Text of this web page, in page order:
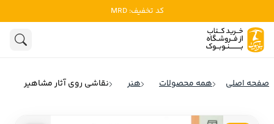
کد تخفیف: MRD
ادبیات
صفحه اصلی همه محصولات هنر نقاشی روی آثار مشاهیر